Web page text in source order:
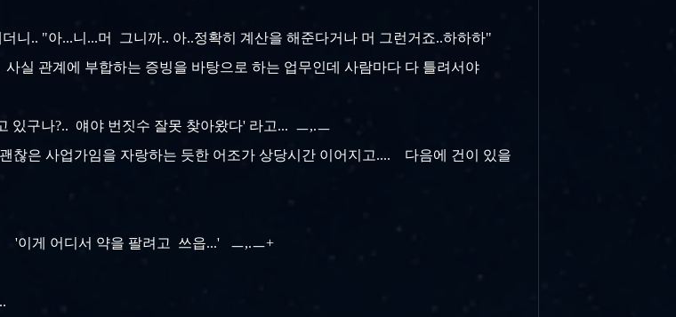
니.. "아...니...머 그니까.. 아..정확히 계산을 해준다거나 머 그런거죠..하하하"
실 관계에 부합하는 증빙을 바탕으로 하는 업무인데 사람마다 다 틀려서야
있구나?.. 얘야 번짓수 잘못 찾아왔다' 라고... ㅡ,.ㅡ
찮은 사업가임을 자랑하는 듯한 어조가 상당시간 이어지고.... 다음에 건이 있을
'이게 어디서 약을 팔려고 쓰읍...' ㅡ,.ㅡ+